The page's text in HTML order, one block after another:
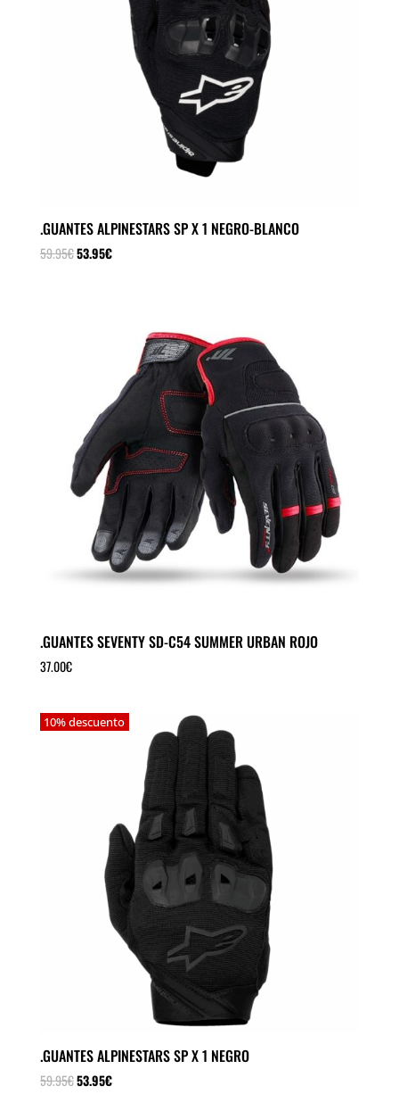
.GUANTES ALPINESTARS SP X 1 NEGRO-BLANCO
59.95€El
53.95€El
53.95€.
.GUANTES SEVENTY SD-C54 SUMMER URBAN ROJO
37.00€
10% descuento
.GUANTES ALPINESTARS SP X 1 NEGRO
59.95€El
53.95€El